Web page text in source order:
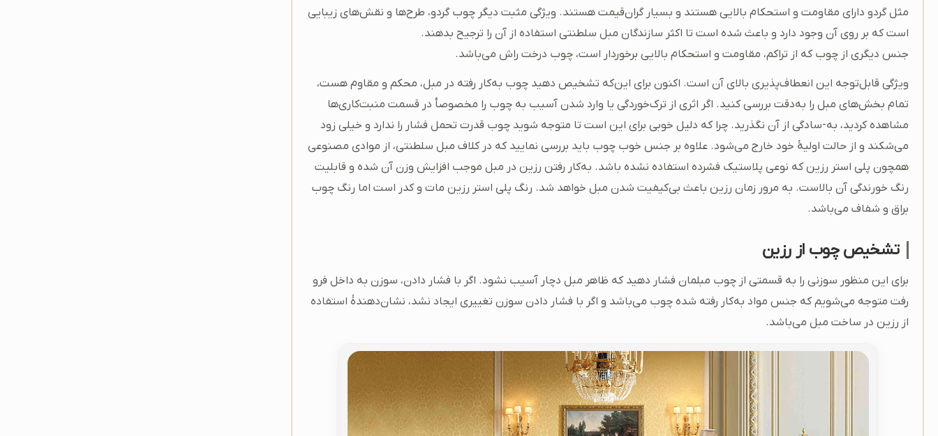
مثل گردو دارای مقاومت و استحکام بالایی هستند و بسیار گران‌قیمت هستند. ویژگی مثبت دیگر چوب گردو، طرح‌ها و نقش‌های زیبایی
است که بر روی آن وجود دارد و باعث شده است تا اکثر سازندگان مبل سلطنتی استفاده از آن را ترجیح بدهند.
جنس دیگری از چوب که از تراکم، مقاومت و استحکام بالایی برخوردار است، چوب درخت راش می‌باشد.
ویژگی قابل‌توجه این انعطاف‌پذیری بالای آن است. اکنون برای این‌که تشخیص دهید چوب به‌کار رفته در مبل، محکم و مقاوم هست،
تمام بخش‌های مبل را به‌دقت بررسی کنید. اگر اثری از ترک‌خوردگی یا وارد شدن آسیب به چوب را مخصوصأ در قسمت منبت‌کاری‌ها
مشاهده کردید، به-سادگی از آن نگذرید. چرا که دلیل خوبی برای این است تا متوجه شوید چوب قدرت تحمل فشار را ندارد و خیلی زود
می‌شکند و از حالت اولیۀ خود خارج می‌شود. علاوه بر جنس خوب چوب باید بررسی نمایید که در کلاف مبل سلطنتی، از موادی مصنوعی
همچون پلی استر رزین که نوعی پلاستیک فشرده استفاده نشده باشد. به‌کار رفتن رزین در مبل موجب افزایش وزن آن شده و قابلیت
رنگ خورندگی آن بالاست. به مرور زمان رزین باعث بی‌کیفیت شدن مبل خواهد شد. رنگ پلی استر رزین مات و کدر است اما رنگ چوب
براق و شفاف می‌باشد.
تشخیص چوب از رزین
برای این منظور سوزنی را به قسمتی از چوب مبلمان فشار دهید که ظاهر مبل دچار آسیب نشود. اگر با فشار دادن، سوزن به داخل فرو
رفت متوجه می‌شویم که جنس مواد به‌کار رفته شده چوب می‌باشد و اگر با فشار دادن سوزن تغییری ایجاد نشد، نشان‌دهندۀ استفاده
از رزین در ساخت مبل می‌باشد.